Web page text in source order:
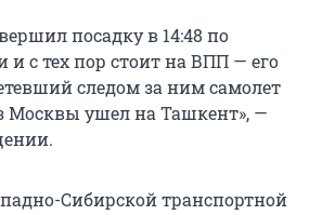
посадку в 14:48 по
с тех пор стоит на ВПП — его
следом за ним самолет
Москвы ушел на Ташкент», —
Сибирской транспортной